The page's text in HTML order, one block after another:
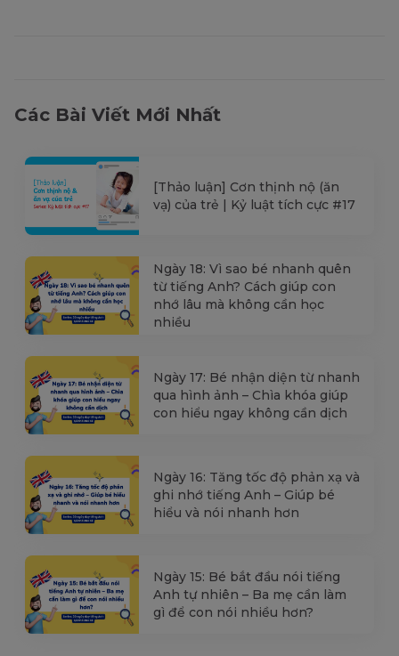
Các Bài Viết Mới Nhất
[Thảo luận] Cơn thịnh nộ (ăn
vạ) của trẻ | Kỷ luật tích cực #17
Ngày 18: Vì sao bé nhanh quên
từ tiếng Anh? Cách giúp con
nhớ lâu mà không cần học
nhiều
Ngày 17: Bé nhận diện từ nhanh
qua hình ảnh – Chìa khóa giúp
con hiểu ngay không cần dịch
Ngày 16: Tăng tốc độ phản xạ và
ghi nhớ tiếng Anh – Giúp bé
hiểu và nói nhanh hơn
Ngày 15: Bé bắt đầu nói tiếng
Anh tự nhiên – Ba mẹ cần làm
gì để con nói nhiều hơn?